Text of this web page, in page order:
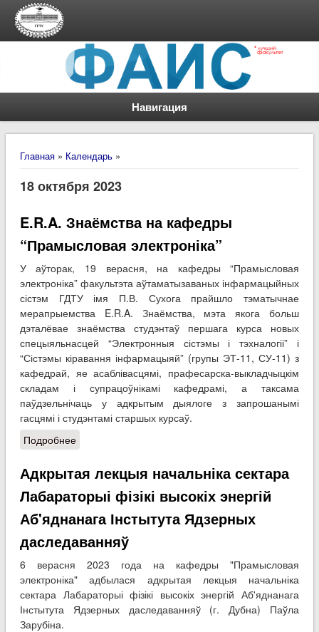
Навигация
Вы здесь
Главная» Календарь»
18 октября 2023
E.R.A. Знаёмства на кафедры
“Прамысловая электроніка”
У аўторак, 19 верасня, на кафедры “Прамысловая
электроніка” факультэта аўтаматызаваных інфармацыйных
сістэм ГДТУ імя П.В. Сухога прайшло тэматычнае
мерапрыемства E.R.A. Знаёмства, мэта якога больш
дэталёвае знаёмства студэнтаў першага курса новых
спецыяльнасцей “Электронныя сістэмы і тэхналогіі” і
“Сістэмы кіравання інфармацыяй” (групы ЭТ-11, СУ-11) з
кафедрай, яе асаблівасцямі, прафесарска-выкладчыцкім
складам і супрацоўнікамі кафедрамі, а таксама
паўдзельнічаць у адкрытым дыялоге з запрошанымі
гасцямі і студэнтамі старшых курсаў.
Подробнеео E.R.A. Знаёмства на кафедры “Прамысловая
электроніка”
Адкрытая лекцыя начальніка сектара
Лабараторыі фізікі высокіх энергій
Аб'яднанага Інстытута Ядзерных
даследаванняў
6 верасня 2023 года на кафедры "Прамысловая
электроніка" адбылася адкрытая лекцыя начальніка
сектара Лабараторыі фізікі высокіх энергій Аб'яднанага
Інстытута Ядзерных даследаванняў (г. Дубна) Паўла
Зарубіна.